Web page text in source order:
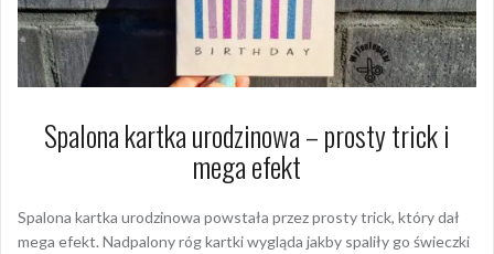
Spalona kartka urodzinowa – prosty trick i
mega efekt
Spalona kartka urodzinowa powstała przez prosty trick, który dał
mega efekt. Nadpalony róg kartki wygląda jakby spaliły go świeczki